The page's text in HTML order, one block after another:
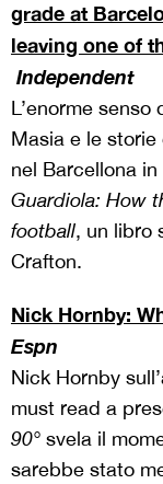
grade at
leaving one of
Independent
L’enorme
Masia e le
nel Barcellona
Guardiola: How
football, un libro
Crafton.
Nick Hornby:
Espn
Nick Hornby
must read a
90° svela il
sarebbe stato